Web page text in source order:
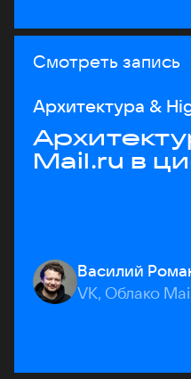
Смотреть запись
Архитектура &
Mail.ru в
Василий
VK, Облако